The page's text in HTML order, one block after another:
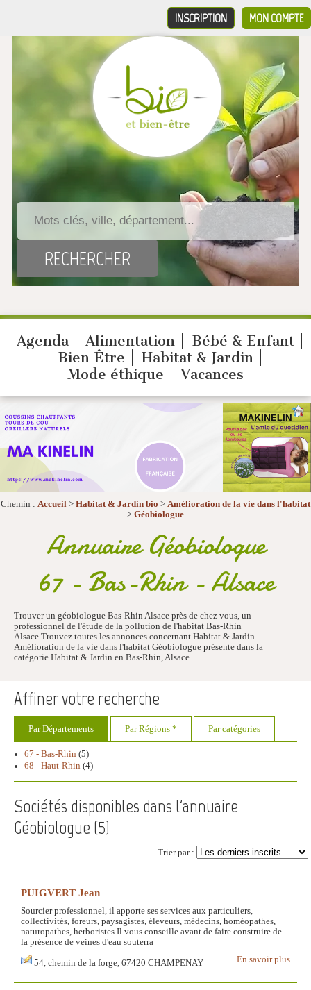
MON COMPTE
INSCRIPTION
Agenda Alimentation
Bébé & Enfant
Bien Être
Habitat & Jardin
Mode éthique
Vacances
Chemin : Accueil > Habitat & Jardin bio > Amélioration de la vie dans l'habitat
> Géobiologue
Annuaire Géobiologue
67 - Bas-Rhin - Alsace
Trouver un géobiologue Bas-Rhin Alsace près de chez vous, un
professionnel de l'étude de la pollution de l'habitat Bas-Rhin
Alsace.Trouvez toutes les annonces concernant Habitat & Jardin
Amélioration de la vie dans l'habitat Géobiologue présente dans la
catégorie Habitat & Jardin en Bas-Rhin, Alsace
Affiner votre recherche
Par Départements Par Régions * Par catégories
67 - Bas-Rhin (5)
68 - Haut-Rhin (4)
Sociétés disponibles dans l'annuaire
Géobiologue (5)
Trier par :
PUIGVERT Jean
Sourcier professionnel, il apporte ses services aux particuliers,
collectivités, foreurs, paysagistes, éleveurs, médecins, homéopathes,
naturopathes, herboristes.Il vous conseille avant de faire construire de
la présence de veines d'eau souterra
En savoir plus
54, chemin de la forge, 67420 CHAMPENAY